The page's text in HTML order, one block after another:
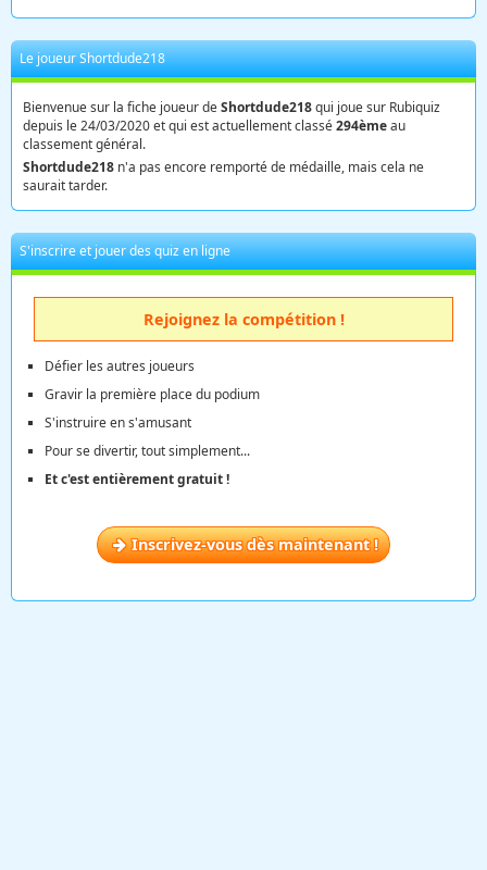
Le joueur Shortdude218
Bienvenue sur la fiche joueur deShortdude218qui joue sur Rubiquiz
depuis le 24/03/2020 et qui est actuellement classé294èmeau
classement général.
Shortdude218 n'a pas encore remporté de médaille, mais cela ne
saurait tarder.
S'inscrire et jouer des quiz en ligne
Rejoignez la compétition !
Défier les autres joueurs
Gravir la première place du podium
S'instruire en s'amusant
Pour se divertir, tout simplement...
Et c'est entièrement gratuit !
Inscrivez-vous dès maintenant !